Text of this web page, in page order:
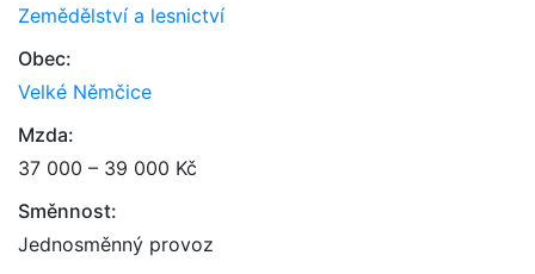
Zemědělství a lesnictví
Obec:
Velké Němčice
Mzda:
37 000 – 39 000 Kč
Směnnost:
Jednosměnný provoz